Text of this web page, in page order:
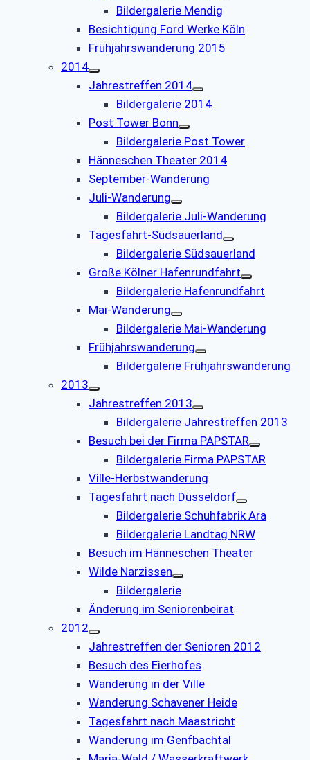
Bildergalerie Mendig
Besichtigung Ford Werke Köln
Frühjahrswanderung 2015
2014
Jahrestreffen 2014
Bildergalerie 2014
Post Tower Bonn
Bildergalerie Post Tower
Hänneschen Theater 2014
September-Wanderung
Juli-Wanderung
Bildergalerie Juli-Wanderung
Tagesfahrt-Südsauerland
Bildergalerie Südsauerland
Große Kölner Hafenrundfahrt
Bildergalerie Hafenrundfahrt
Mai-Wanderung
Bildergalerie Mai-Wanderung
Frühjahrswanderung
Bildergalerie Frühjahrswanderung
2013
Jahrestreffen 2013
Bildergalerie Jahrestreffen 2013
Besuch bei der Firma PAPSTAR
Bildergalerie Firma PAPSTAR
Ville-Herbstwanderung
Tagesfahrt nach Düsseldorf
Bildergalerie Schuhfabrik Ara
Bildergalerie Landtag NRW
Besuch im Hänneschen Theater
Wilde Narzissen
Bildergalerie
Änderung im Seniorenbeirat
2012
Jahrestreffen der Senioren 2012
Besuch des Eierhofes
Wanderung in der Ville
Wanderung Schavener Heide
Tagesfahrt nach Maastricht
Wanderung im Genfbachtal